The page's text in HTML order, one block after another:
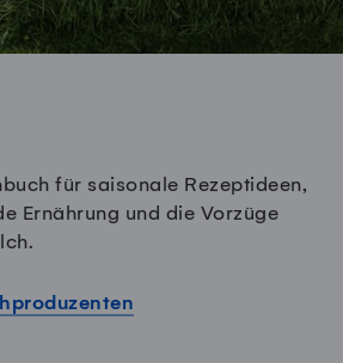
für saisonale Rezeptideen,
Ernährung und die Vorzüge